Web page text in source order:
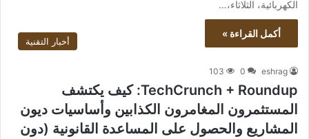
الكهربائية، الثلاثاء،…
أكمل القراءة »
أخبار التقنية
eshrag
0
103
TechCrunch + Roundup: كيف يكتشف
المستثمرون المغامرون الكذابين وأساسيات ديون
المشاريع والحصول على المساعدة القانونية (دون